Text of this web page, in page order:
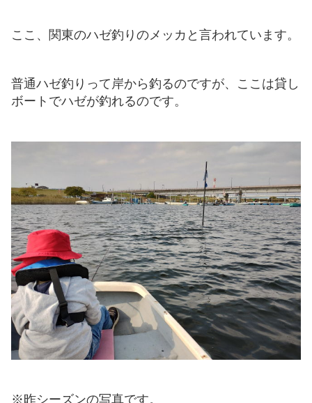
ここ、関東のハゼ釣りのメッカと言われています。
普通ハゼ釣りって岸から釣るのですが、ここは貸し
ボートでハゼが釣れるのです。
※昨シーズンの写真です。